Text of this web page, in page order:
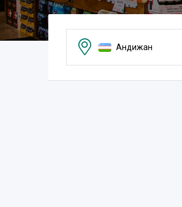
Андижан